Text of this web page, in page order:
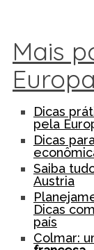
Mais
Dicas
pela
Dicas
Saiba
Austria
Dicas
país
Colmar: